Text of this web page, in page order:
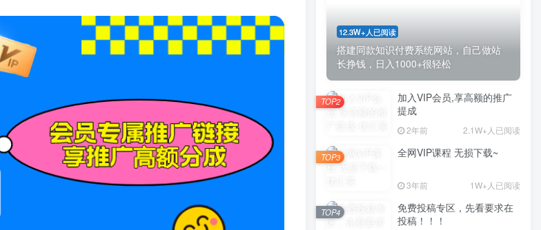
12.3W+人已阅读
搭建同款知识付费系统网站，自己做站
长挣钱，日入1000+很轻松
加入VIP会员,享高额的推广
提成
2年前 2.1W+人已阅读
TOP2
全网VIP课程 无损下载~
3年前 1W+人已阅读
TOP3
免费投稿专区，先看要求在
投稿！！！
TOP4